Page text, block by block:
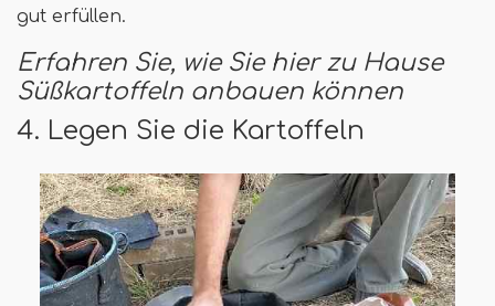
gut erfüllen.
Erfahren Sie, wie Sie hier zu Hause
Süßkartoffeln anbauen können
4. Legen Sie die Kartoffeln